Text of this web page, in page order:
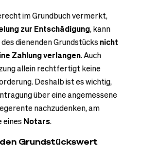
im Grundbuch vermerkt,
zur Entschädigung, kann
dienenden Grundstücks nicht
Zahlung verlangen. Auch
allein rechtfertigt keine
Deshalb ist es wichtig,
über eine angemessene
nachzudenken, am
eines Notars.
Grundstückswert